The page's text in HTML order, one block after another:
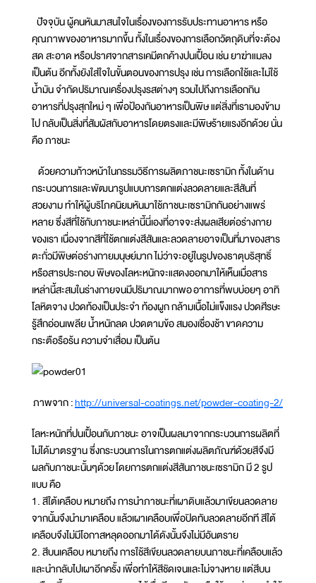
ปัจจุบัน ผู้คนหันมาสนใจในเรื่องของการรับประทานอาหาร หรือ
คุณภาพของอาหารมากขึ้น ทั้งในเรื่องของการเลือกวัตถุดิบที่จะต้อง
สด สะอาด หรือปราศจากสารเคมีตกค้างปนเปื้อน เช่น ยาฆ่าแมลง
เป็นต้น อีกทั้งยังใส่ใจในขั้นตอนของการปรุง เช่น การเลือกใช้และไม่ใช้
น้ำมัน จำกัดปริมาณเครื่องปรุงรสต่างๆ รวมไปถึงการเลือกกิน
อาหารที่ปรุงสุกใหม่ ๆ เพื่อป้องกันอาหารเป็นพิษ แต่สิ่งที่เรามองข้าม
ไป กลับเป็นสิ่งที่สัมผัสกับอาหารโดยตรงและมีพิษร้ายแรงอีกด้วย นั่น
คือ ภาชนะ
ด้วยความก้าวหน้าในกรรมวิธีการผลิตภาชนะเซรามิก ทั้งในด้าน
กระบวนการและพัฒนารูปแบบการตกแต่งลวดลายและสีสันที่
สวยงาม ทำให้ผู้บริโภคนิยมหันมาใช้ภาชนะเซรามิกกันอย่างแพร่
หลาย ซึ่งสีที่ใช้กับภาชนะเหล่านี้นี่เองที่อาจจะส่งผลเสียต่อร่างกาย
ของเรา เนื่องจากสีที่ใช้ตกแต่งสีสันและลวดลายอาจเป็นที่มาของสาร
ตะกั่วมีพิษต่อร่างกายมนุษย์มาก ไม่ว่าจะอยู่ในรูปของธาตุบริสุทธิ์
หรือสารประกอบ พิษของโลหะหนักจะแสดงออกมาให้เห็นเมื่อสาร
เหล่านี้สะสมในร่างกายจนมีปริมาณมากพอ อาการที่พบบ่อยๆ อาทิ
โลหิตจาง ปวดท้องเป็นประจำ ท้องผูก กล้ามเนื้อไม่แข็งแรง ปวดศีรษะ
รู้สึกอ่อนเพลีย น้ำหนักลด ปวดตามข้อ สมองเชื่องช้า ขาดความ
กระตือรือร้น ความจำเสื่อม เป็นต้น
ภาพจาก :http://universal-coatings.net/powder-coating-2/
โลหะหนักที่ปนเปื้อนกับภาชนะ อาจเป็นผลมาจากกระบวนการผลิตที่
ไม่ได้มาตรฐาน ซึ่งกระบวนการในการตกแต่งผลิตภัณฑ์ด้วยสีจึงมี
ผลกับภาชนะนั้นๆด้วย โดยการตกแต่งสีสันภาชนะเซรามิก มี 2 รูป
แบบ คือ
1. สีใต้เคลือบ หมายถึง การนำภาชนะที่เผาดิบแล้วมาเขียนลวดลาย
จากนั้นจึงนำมาเคลือบ แล้วเผาเคลือบเพื่อปิดทับลวดลายอีกที สีใต้
เคลือบจึงไม่มีโอกาสหลุดออกมาได้ดังนั้นจึงไม่มีอันตราย
2. สีบนเคลือบ หมายถึง การใช้สีเขียนลวดลายบนภาชนะที่เคลือบแล้ว
และนำกลับไปเผาอีกครั้ง เพื่อทำให้สีชัดเจนและไม่จางหาย แต่สีบน